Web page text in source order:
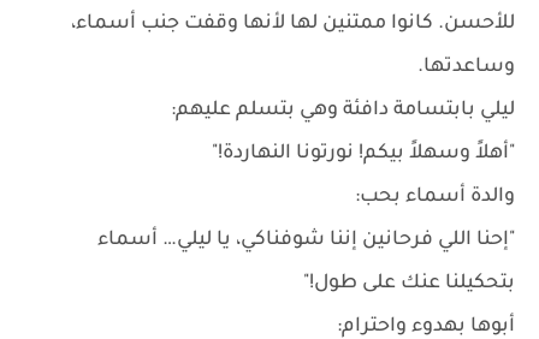
للأحسن. كانوا ممتنين لها لأنها وقفت جنب أسماء،
وساعدتها.
ليلي بابتسامة دافئة وهي بتسلم عليهم:
"أهلاً وسهلاً بيكم! نورتونا النهاردة!"
والدة أسماء بحب:
"إحنا اللي فرحانين إننا شوفناكي، يا ليلي… أسماء
بتحكيلنا عنك على طول!"
أبوها بهدوء واحترام: